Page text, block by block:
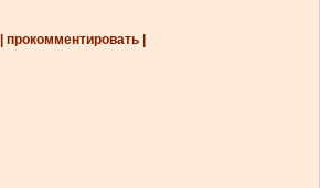
| прокомментировать |